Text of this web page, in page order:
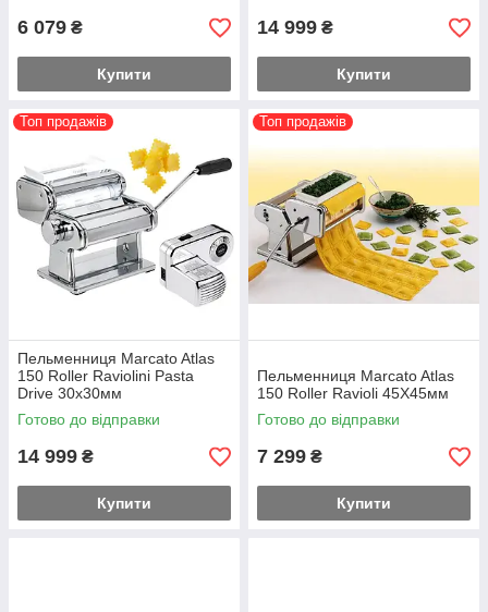
6 079 ₴
Купити
14 999 ₴
Купити
Топ продажів
Пельменниця Marcato Atlas
150 Roller Raviolini Pasta
Drive 30х30мм
Готово до відправки
14 999 ₴
Купити
Топ продажів
Пельменниця Marcato Atlas
150 Roller Ravioli 45Х45мм
Готово до відправки
7 299 ₴
Купити